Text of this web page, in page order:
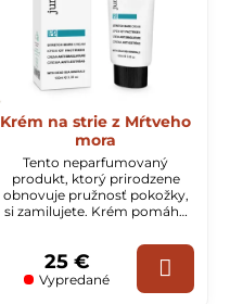
Krém na strie z Mŕtveho
mora
Tento neparfumovaný
produkt, ktorý prirodzene
obnovuje pružnosť pokožky,
si zamilujete. Krém pomáha
typov poškodenia tkaniva a
pomáha znižovať výskyt jaziev
a strií.
Vypredané
25 €